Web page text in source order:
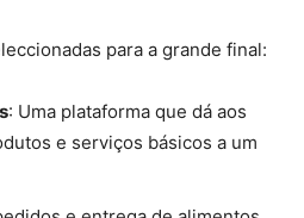
para a grande final:
: Uma plataforma que dá aos
e serviços básicos a um